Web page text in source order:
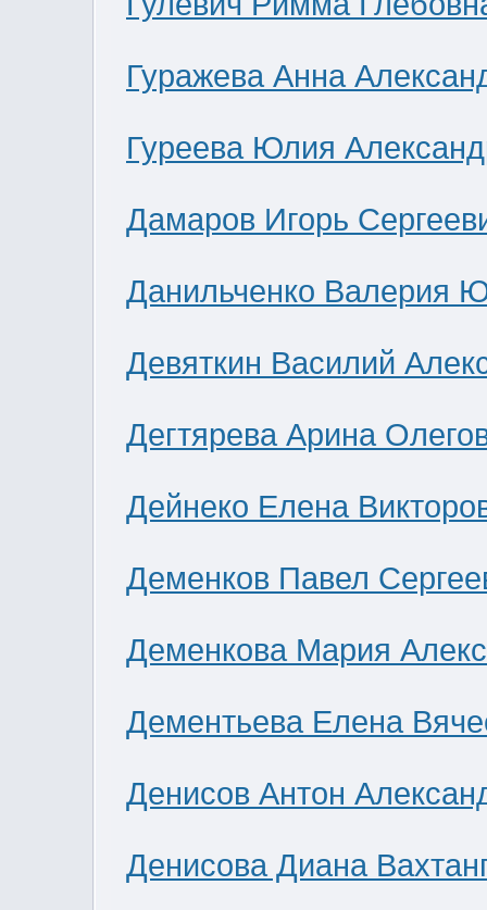
Гуражева Анна
Гуреева Юлия
Дамаров Игорь
Данильченко Валерия
Девяткин Василий
Дегтярева Арина
Дейнеко Елена
Деменков Павел
Деменкова Мария
Дементьева Елена
Денисов Антон
Денисова Диана